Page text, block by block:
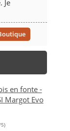
Je
en fonte -
Margot Evo